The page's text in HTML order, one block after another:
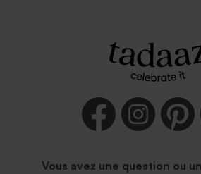
Vous avez une question ou